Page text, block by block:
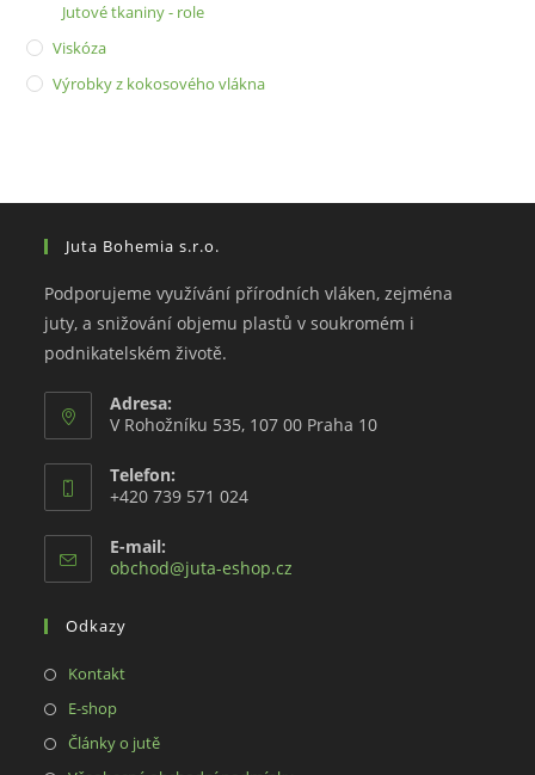
Jutové tkaniny - role
Viskóza
Výrobky z kokosového vlákna
Juta Bohemia s.r.o.
Podporujeme využívání přírodních vláken, zejména
juty, a snižování objemu plastů v soukromém i
podnikatelském životě.
Adresa:
V Rohožníku 535, 107 00 Praha 10
Telefon:
+420 739 571 024
E-mail:
obchod@juta-eshop.cz
Odkazy
KontaktOpens
a
E-shopOpens
in
Články o jutěOpens